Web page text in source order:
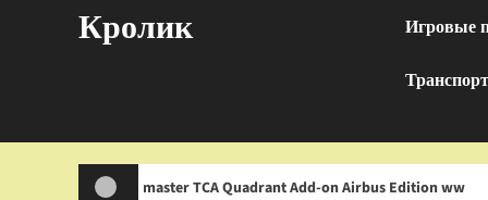
Кролик Игровые
Транспорт
TCA Quadrant Add-on Airbus Edition ww